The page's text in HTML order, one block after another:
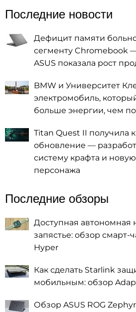
Последние новости
Дефицит памяти
сегменту Chromebook
ASUS показала рост
BMW и Университет
электромобиль,
больше энергии, чем
Titan Quest II получила
обновление —
систему крафта и
персонажа
Последние обзоры
Доступная автономная
запястье: обзор смарт-
Hyper
Как сделать Starlink
мобильным: обзор
Обзор ASUS ROG